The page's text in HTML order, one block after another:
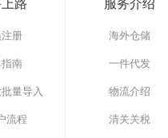
册
南
量导入
流程
海外仓储
一件代发
物流介绍
清关关税